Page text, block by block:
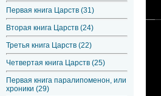
Первая книга Царств (31)
Вторая книга Царств (24)
Третья книга Царств (22)
Четвертая книга Царств (25)
Первая книга паралипоменон, или
хроники (29)